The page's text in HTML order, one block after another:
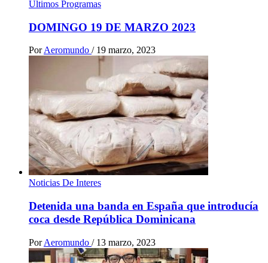
Ultimos Programas
DOMINGO 19 DE MARZO 2023
Por Aeromundo / 19 marzo, 2023
Noticias De Interes
Detenida una banda en España que introducía
coca desde República Dominicana
Por Aeromundo / 13 marzo, 2023